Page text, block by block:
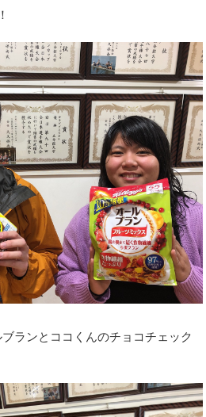
ランとココくんのチョコチェック